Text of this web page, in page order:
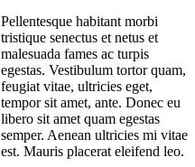
Pellentesque habitant morbi
tristique senectus et netus et
malesuada fames ac turpis
egestas. Vestibulum tortor quam,
feugiat vitae, ultricies eget,
tempor sit amet, ante. Donec eu
libero sit amet quam egestas
semper. Aenean ultricies mi vitae
est. Mauris placerat eleifend leo.